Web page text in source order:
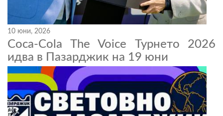
10 юни, 2026
Coca-Cola The Voice Турнето 2026
идва в Пазарджик на 19 юни